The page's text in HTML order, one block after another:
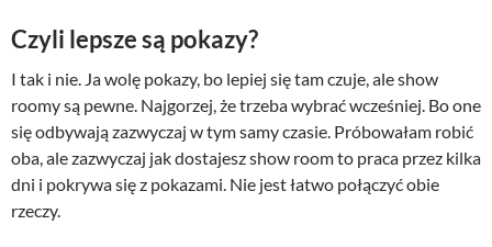
Czyli lepsze są pokazy?
I tak i nie. Ja wolę pokazy, bo lepiej się tam czuje, ale show
roomy są pewne. Najgorzej, że trzeba wybrać wcześniej. Bo one
się odbywają zazwyczaj w tym samy czasie. Próbowałam robić
oba, ale zazwyczaj jak dostajesz show room to praca przez kilka
dni i pokrywa się z pokazami. Nie jest łatwo połączyć obie
rzeczy.